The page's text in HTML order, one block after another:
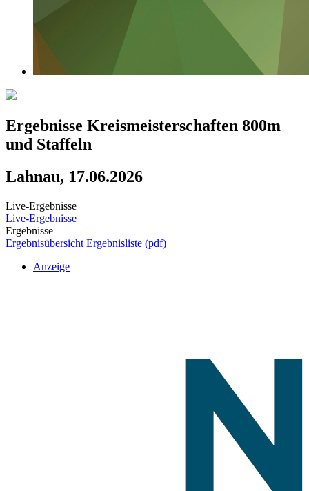
Ergebnisse Kreismeisterschaften 800m
und Staffeln
Lahnau, 17.06.2026
Live-Ergebnisse
Live-Ergebnisse
Ergebnisse
Ergebnisübersicht Ergebnisliste (pdf)
Anzeige